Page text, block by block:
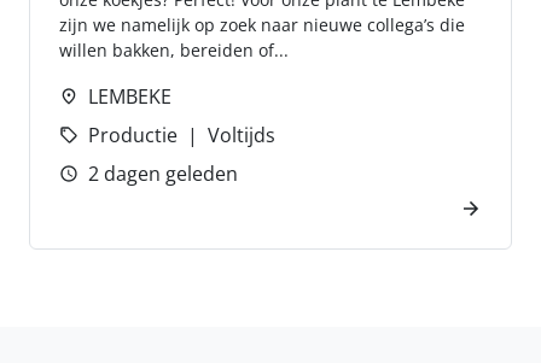
zijn we namelijk op zoek naar nieuwe collega’s die
willen bakken, bereiden of...
LEMBEKE
Productie
Voltijds
2 dagen geleden